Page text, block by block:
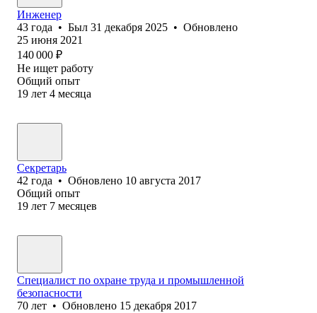
Инженер
43 года • Был 31 декабря 2025 • Обновлено
25 июня 2021
140 000 ₽
Не ищет работу
Общий опыт
19 лет 4 месяца
Секретарь
42 года • Обновлено 10 августа 2017
Общий опыт
19 лет 7 месяцев
Специалист по охране труда и промышленной
безопасности
70 лет • Обновлено 15 декабря 2017